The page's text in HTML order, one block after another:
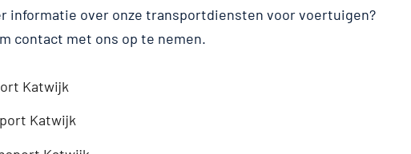
informatie over onze transportdiensten voor voertuigen?
contact met ons op te nemen.
Katwijk
Katwijk